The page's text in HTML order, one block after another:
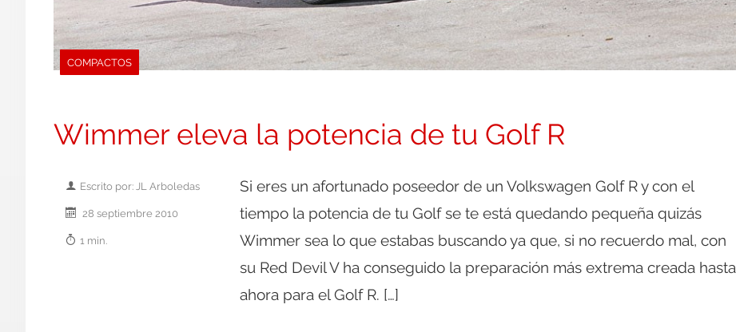
COMPACTOS
Wimmer eleva la potencia de tu Golf R
Escrito por: JL Arboledas
28 septiembre 2010
1 min.
Si eres un afortunado poseedor de un Volkswagen Golf R y con el
tiempo la potencia de tu Golf se te está quedando pequeña quizás
Wimmer sea lo que estabas buscando ya que, si no recuerdo mal, con
su Red Devil V ha conseguido la preparación más extrema creada hasta
ahora para el Golf R. […]